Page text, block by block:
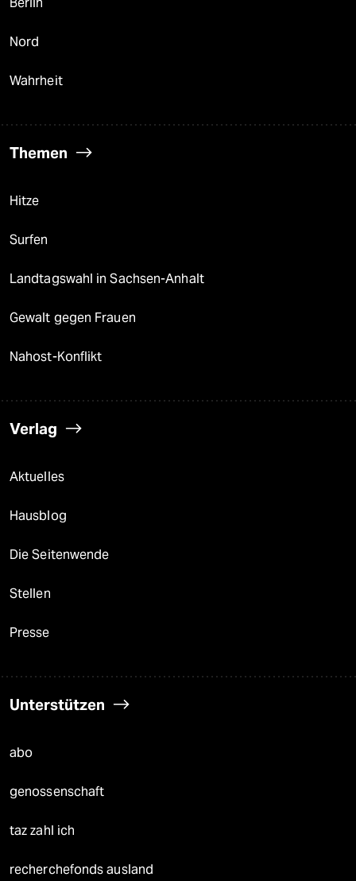
Nord
Wahrheit
Themen
Hitze
Surfen
Landtagswahl in Sachsen-Anhalt
Gewalt gegen Frauen
Nahost-Konflikt
Verlag
Aktuelles
Hausblog
Die Seitenwende
Stellen
Presse
Unterstützen
abo
genossenschaft
taz zahl ich
recherchefonds ausland